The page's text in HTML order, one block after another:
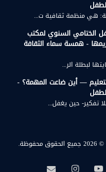
هي منظمة ثقافية ت...
الختامي السنوي لمكتب
- همسة سماء الثقافة
لبطلة الر...
— أين ضاعت المهمة؟ -
تفكير- حين يغفل...
© 2026 جميع الحقوق محفوظة.
‫YouTubeانستقرامبريد